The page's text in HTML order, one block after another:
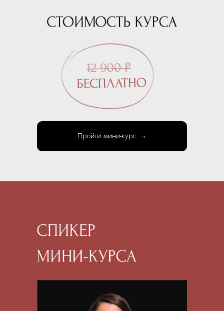
Пройти мини-курс →